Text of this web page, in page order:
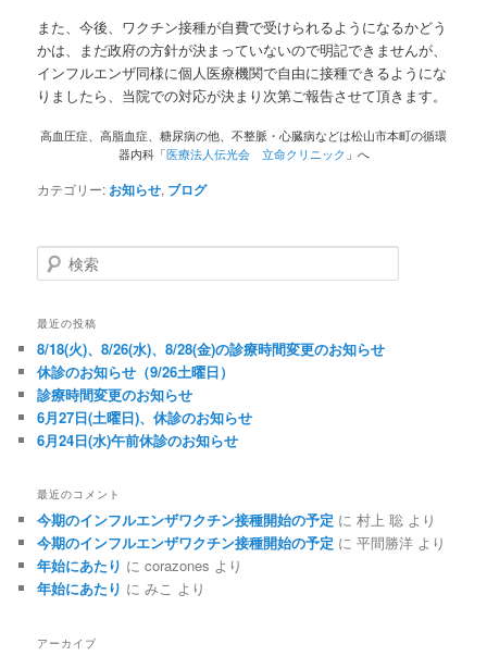
また、今後、ワクチン接種が自費で受けられるようになるかどう
かは、まだ政府の方針が決まっていないので明記できませんが、
インフルエンザ同様に個人医療機関で自由に接種できるようにな
りましたら、当院での対応が決まり次第ご報告させて頂きます。
高血圧症、高脂血症、糖尿病の他、不整脈・心臓病などは松山市本町の循環
器内科「医療法人伝光会 立命クリニック 」へ
カテゴリー: お知らせ, ブログ
検索
最近の投稿
8/18(火)、8/26(水)、8/28(金)の診療時間変更のお知らせ
休診のお知らせ（9/26土曜日）
診療時間変更のお知らせ
6月27日(土曜日)、休診のお知らせ
6月24日(水)午前休診のお知らせ
最近のコメント
今期のインフルエンザワクチン接種開始の予定 に村上 聡 より
今期のインフルエンザワクチン接種開始の予定 に平間勝洋 より
年始にあたり にcorazones より
年始にあたり にみこ より
アーカイブ